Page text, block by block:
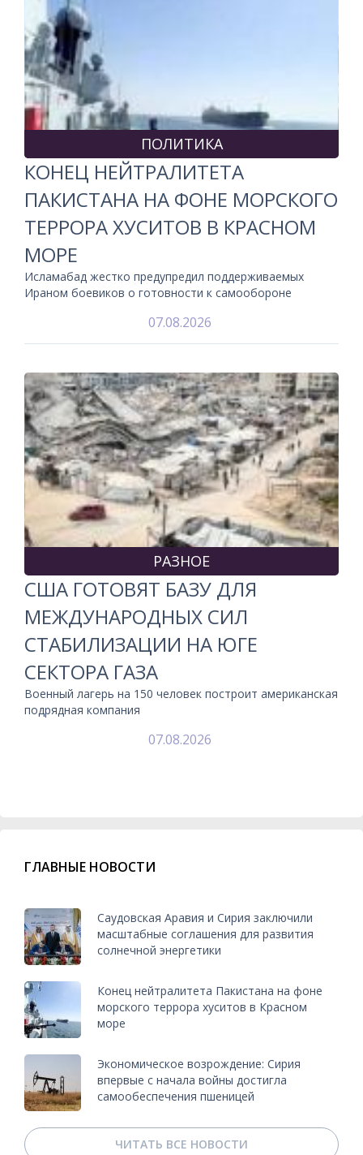
ПОЛИТИКА
КОНЕЦ НЕЙТРАЛИТЕТА
ПАКИСТАНА НА ФОНЕ МОРСКОГО
ТЕРРОРА ХУСИТОВ В КРАСНОМ
МОРЕ
Исламабад жестко предупредил поддерживаемых
Ираном боевиков о готовности к самообороне
07.08.2026
РАЗНОЕ
США ГОТОВЯТ БАЗУ ДЛЯ
МЕЖДУНАРОДНЫХ СИЛ
СТАБИЛИЗАЦИИ НА ЮГЕ
СЕКТОРА ГАЗА
Военный лагерь на 150 человек построит американская
подрядная компания
07.08.2026
ГЛАВНЫЕ НОВОСТИ
Саудовская Аравия и Сирия заключили
масштабные соглашения для развития
солнечной энергетики
Конец нейтралитета Пакистана на фоне
морского террора хуситов в Красном
море
Экономическое возрождение: Сирия
впервые с начала войны достигла
самообеспечения пшеницей
ЧИТАТЬ ВСЕ НОВОСТИ